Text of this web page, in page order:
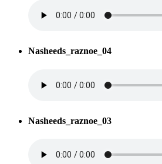
Nasheeds_raznoe_04
Nasheeds_raznoe_03